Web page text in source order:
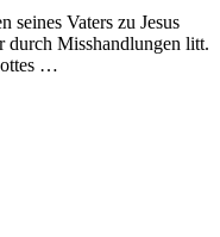
seines Vaters zu Jesus
durch Misshandlungen litt.
…